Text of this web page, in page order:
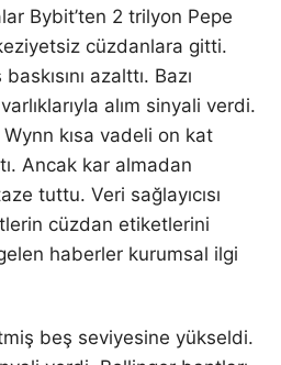
Bybit’ten 2 trilyon Pepe
cüzdanlara gitti.
azalttı. Bazı
alım sinyali verdi.
kısa vadeli on kat
Ancak kar almadan
tuttu. Veri sağlayıcısı
cüzdan etiketlerini
haberler kurumsal ilgi
beş seviyesine yükseldi.